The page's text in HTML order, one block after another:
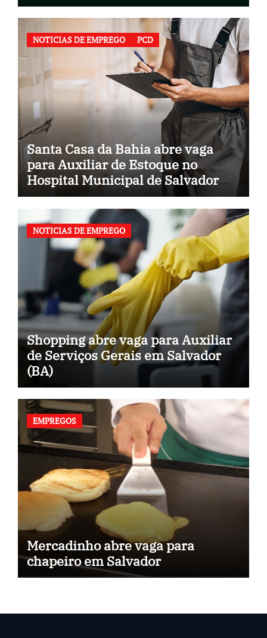
NOTICIAS DE EMPREGO PCD
Santa Casa da Bahia abre vaga
para Auxiliar de Estoque no
Hospital Municipal de Salvador
(BA)
NOTICIAS DE EMPREGO
Shopping abre vaga para Auxiliar
de Serviços Gerais em Salvador
(BA)
EMPREGOS
Mercadinho abre vaga para
chapeiro em Salvador